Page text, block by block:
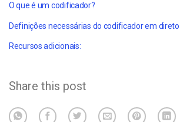
O que é um codificador?
Definições necessárias do codificador em direto
Recursos adicionais:
Share this post